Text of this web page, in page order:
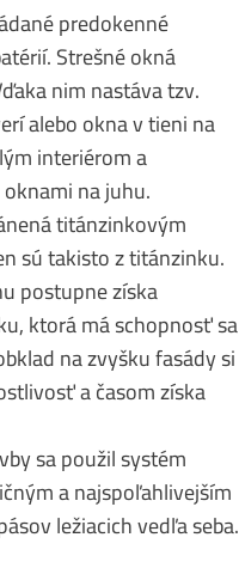
predokenné
Strešné okná
nim nastáva tzv.
alebo okna v tieni na
interiérom a
na juhu.
titánzinkovým
sú takisto z titánzinku.
postupne získa
ktorá má schopnosť sa
na zvyšku fasády si
a časom získa
sa použil systém
a najspoľahlivejším
ležiacich vedľa seba.